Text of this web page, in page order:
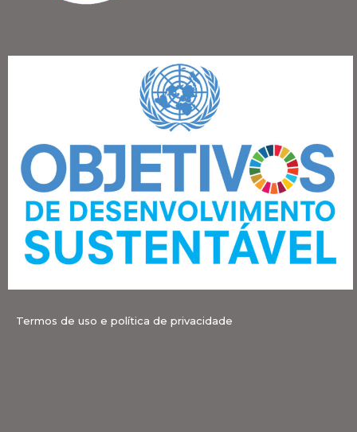
Termos de uso e política de privacidade